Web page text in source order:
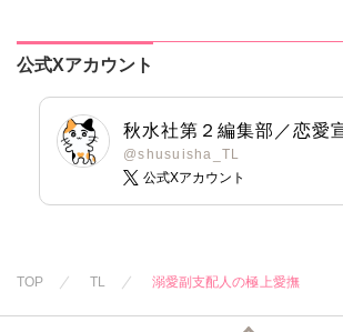
公式Xアカウント
秋水社第２編集部／恋愛
@shusuisha_TL
公式Xアカウント
TOP TL 溺愛副支配人の極上愛撫